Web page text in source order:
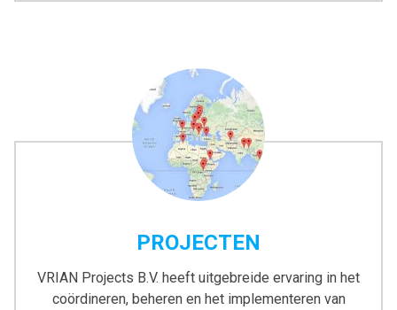
PROJECTEN
VRIAN Projects B.V. heeft uitgebreide ervaring in het
coördineren, beheren en het implementeren van